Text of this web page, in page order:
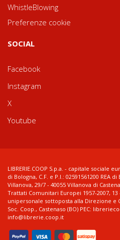
WhistleBlowing
Preferenze cookie
SOCIAL
Facebook
Instagram
X
Youtube
LIBRERIE.COOP S.p.a. - capitale sociale
di Bologna, C.F. e P.I.: 02591561200 REA
Villanova, 29/7 - 40055 Villanova di
Trattati Comunitari Europei 1957-2007, 13
unipersonale sottoposta alla Direzione e
Soc. Coop., Castenaso (BO) PEC:
info@librerie.coop.it